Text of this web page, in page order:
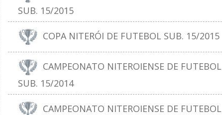
SUB. 15/2015
COPA NITERÓI DE FUTEBOL SUB. 15/2015
CAMPEONATO NITEROIENSE DE FUTEBOL
SUB. 15/2014
CAMPEONATO NITEROIENSE DE FUTEBOL